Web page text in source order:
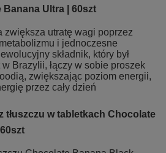
Ultra | 60szt
zwiększa utratę wagi poprzez
i jednoczesne
składnik, który był
Brazylii, łączy w sobie proszek
zwiększając poziom energii,
przez cały dzień
tłuszczu w tabletkach Chocolate